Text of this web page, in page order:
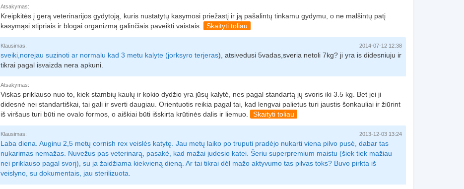
Atsakymas:
Kreipkitės į gerą veterinarijos gydytoją, kuris nustatytų kasymosi priežastį ir ją pašalintų tinkamu gydymu, o ne malšintų patį
kasymąsi stipriais ir blogai organizmą galinčiais paveikti vaistais.
Skaityti toliau
Klausimas: 2014-07-12 12:38
sveiki,norejau suzinoti ar normalu kad 3 metu kalyte (jorksyro terjeras), atsivedusi 5vadas,sveria netoli 7kg? ji yra is didesniuju ir
tikrai pagal isvaizda nera apkuni.
Atsakymas:
Viskas priklauso nuo to, kiek stambių kaulų ir kokio dydžio yra jūsų kalytė, nes pagal standartą jų svoris iki 3.5 kg. Bet jei ji
didesnė nei standartiškai, tai gali ir sverti daugiau. Orientuotis reikia pagal tai, kad lengvai palietus turi jaustis šonkauliai ir žiūrint
iš viršaus turi būti ne ovalo formos, o aiškiai būti išskirta krūtinės dalis ir liemuo.
Skaityti toliau
Klausimas: 2013-12-03 13:24
Laba diena. Auginu 2,5 metų cornish rex veislės katytę. Jau metų laiko po truputi pradėjo nukarti viena pilvo pusė, dabar tas
nukarimas nemažas. Nuvežus pas veterinarą, pasakė, kad mažai judesio katei. Šeriu superpremium maistu (šiek tiek mažiau
nei priklauso pagal svorį), su ja žaidžiama kiekvieną dieną. Ar tai tikrai dėl mažo aktyvumo tas pilvas toks? Buvo pirkta iš
veislyno, su dokumentais, jau sterilizuota.